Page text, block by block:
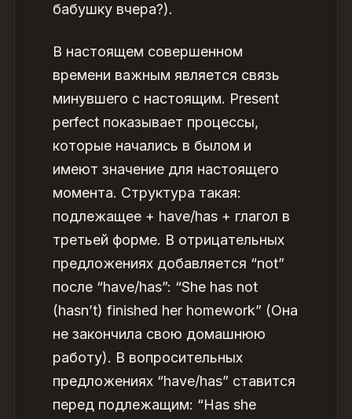
бабушку вчера?).
В настоящем совершенном
времени важным является связь
минувшего с настоящим. Present
perfect показывает процессы,
которые начались в былом и
имеют значение для настоящего
момента. Структура такая:
подлежащее + have/has + глагол в
третьей форме. В отрицательных
предложениях добавляется “not”
после “have/has”: “She has not
(hasn’t) finished her homework” (Она
не закончила свою домашнюю
работу). В вопросительных
предложениях “have/has” ставится
перед подлежащим: “Has she